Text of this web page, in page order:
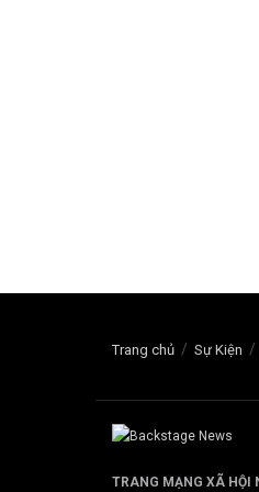
Trang chủ Sự Kiện
TRANG MẠNG XÃ HỘI